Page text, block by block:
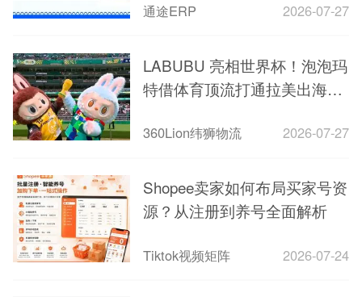
通途ERP 2026-07-27
LABUBU 亮相世界杯！泡泡玛
特借体育顶流打通拉美出海新
360Lion纬狮物流 2026-07-27
Shopee卖家如何布局买家号资
源？从注册到养号全面解析
Tiktok视频矩阵 2026-07-24